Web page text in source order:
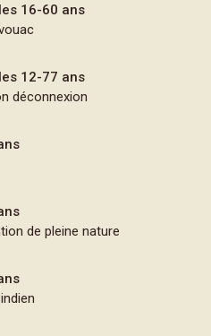
16-60 ans
12-77 ans
déconnexion
de pleine nature